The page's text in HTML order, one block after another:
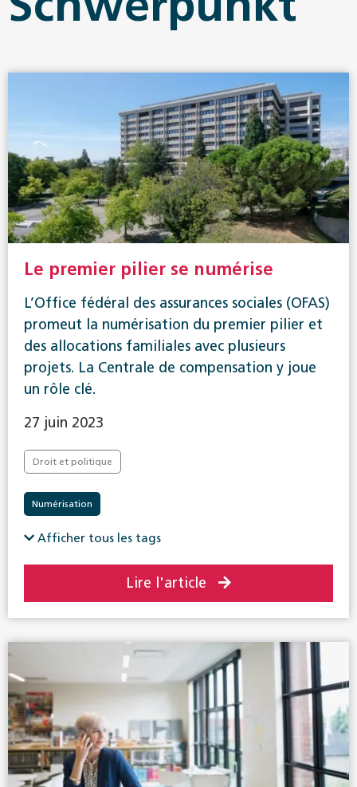
Le premier pilier se numérise
L’Office fédéral des assurances sociales (OFAS)
promeut la numérisation du premier pilier et
des allocations familiales avec plusieurs
projets. La Centrale de compensation y joue
un rôle clé.
27 juin 2023
Droit et politique
Numérisation
Afficher tous les tags
Lire l'article